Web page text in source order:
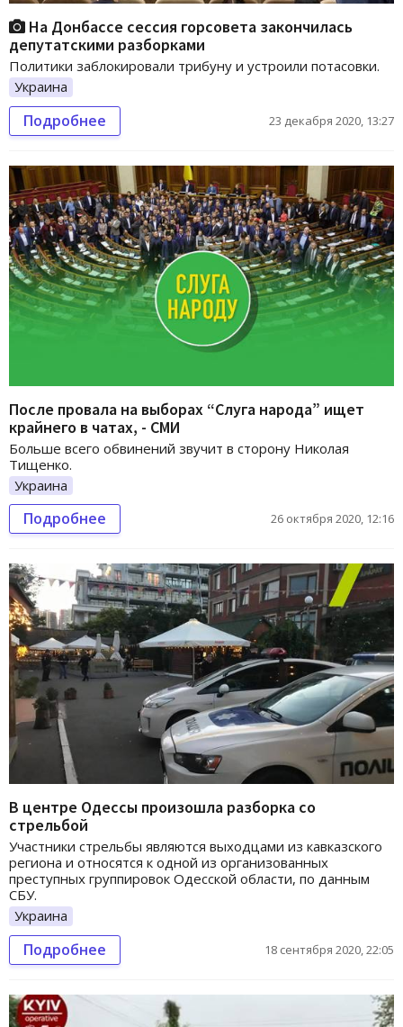
На Донбассе сессия горсовета закончилась
депутатскими разборками
Политики заблокировали трибуну и устроили потасовки.
Украина
Подробнее 23 декабря 2020, 13:27
После провала на выборах “Слуга народа” ищет
крайнего в чатах, - СМИ
Больше всего обвинений звучит в сторону Николая
Тищенко.
Украина
Подробнее 26 октября 2020, 12:16
В центре Одессы произошла разборка со
стрельбой
Участники стрельбы являются выходцами из кавказского
региона и относятся к одной из организованных
преступных группировок Одесской области, по данным
СБУ.
Украина
Подробнее 18 сентября 2020, 22:05